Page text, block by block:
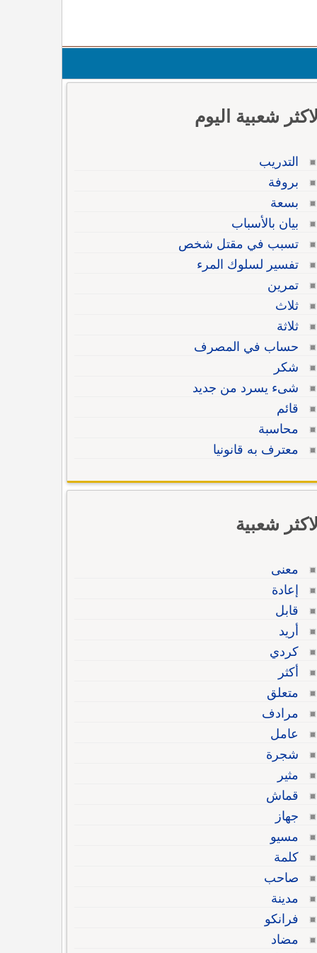
الاكثر شعبية اليوم
التدريب
بروفة
بسعة
بيان بالأسباب
تسبب في مقتل شخص
تفسير لسلوك المرء
تمرين
ثلاث
ثلاثة
حساب في المصرف
شكر
شىء يسرد من جديد
قائم
محاسبة
معترف به قانونيا
الاكثر شعبية
معنى
إعادة
قابل
أريد
كردي
أكثر
متعلق
مرادف
عامل
شجرة
مثير
قماش
جهاز
مسيو
كلمة
صاحب
مدينة
فرانكو
مضاد